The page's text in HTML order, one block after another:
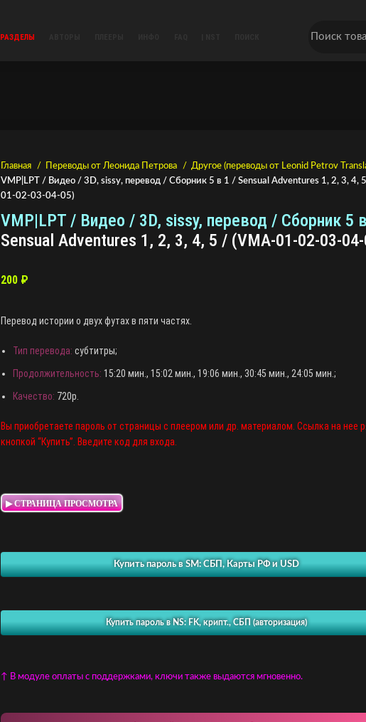
РАЗДЕЛЫ
Главная Переводы от Леонида Петрова
Другое (переводы от Leonid Petrov
VMP|LPT / Видео / 3D, sissy, перевод / Сборник 5 в 1 / Sensual Adventures 1, 2, 3, 4,
01-02-03-04-05)
VMP|LPT / Видео / 3D, sissy, перевод / Сборник 5
Sensual Adventures 1, 2, 3, 4, 5 / (VMA-01-02-03-
200 ₽
Перевод истории о двух футах в пяти частях.
Тип перевода: субтитры;
Продолжительность: 15:20 мин., 15:02 мин., 19:06 мин., 30:45 мин., 24:05 мин.;
Качество: 720p.
Вы приобретаете пароль от страницы с плеером или др. материалом. Ссылка на нее
кнопкой “Купить”. Введите код для входа.
▶ СТРАНИЦА ПРОСМОТРА
Купить пароль в SM: СБП, Карты РФ и USD
Купить пароль в NS: FK, крипт., СБП (авторизация)
↑ В модуле оплаты с поддержками, ключи также выдаются мгновенно.